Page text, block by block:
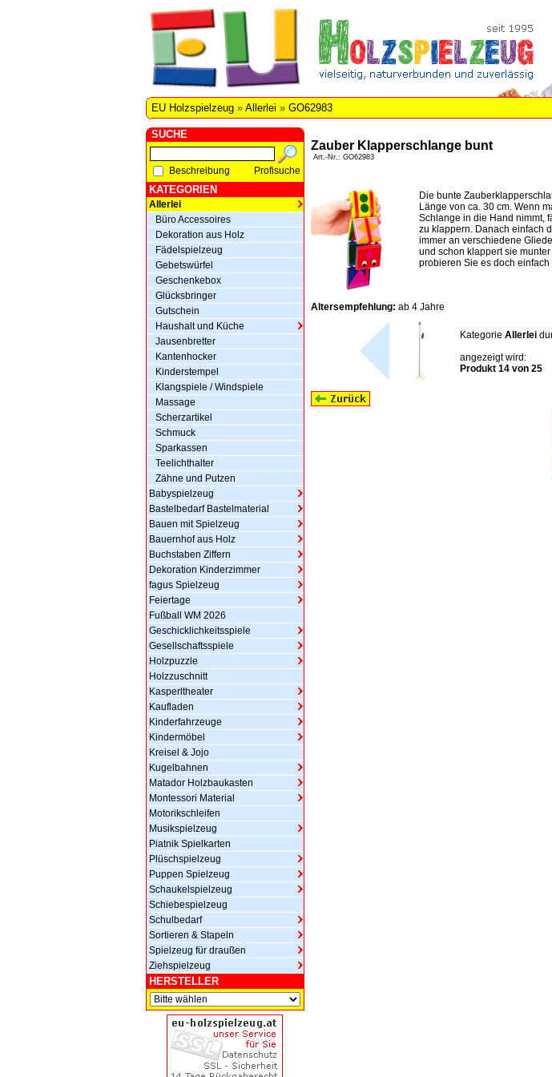
EU Holzspielzeug » Allerlei » GO62983
SUCHE
Beschreibung Profisuche
KATEGORIEN
Allerlei
Büro Accessoires
Dekoration aus Holz
Fädelspielzeug
Gebetswürfel
Geschenkebox
Glücksbringer
Gutschein
Haushalt und Küche
Jausenbretter
Kantenhocker
Kinderstempel
Klangspiele / Windspiele
Massage
Scherzartikel
Schmuck
Sparkassen
Teelichthalter
Zähne und Putzen
Babyspielzeug
Bastelbedarf Bastelmaterial
Bauen mit Spielzeug
Bauernhof aus Holz
Buchstaben Ziffern
Dekoration Kinderzimmer
fagus Spielzeug
Feiertage
Fußball WM 2026
Geschicklichkeitsspiele
Gesellschaftsspiele
Holzpuzzle
Holzzuschnitt
Kasperltheater
Kaufladen
Kinderfahrzeuge
Kindermöbel
Kreisel & Jojo
Kugelbahnen
Matador Holzbaukasten
Montessori Material
Motorikschleifen
Musikspielzeug
Piatnik Spielkarten
Plüschspielzeug
Puppen Spielzeug
Schaukelspielzeug
Schiebespielzeug
Schulbedarf
Sortieren & Stapeln
Spielzeug für draußen
Ziehspielzeug
HERSTELLER
Zauber Klapperschlange bunt
Art.-Nr.: GO62983
Die bunte
Länge von ca. 30 cm. Wenn
Schlange in die Hand nimmt,
zu klappern. Danach einfach
immer an verschiedene
und schon klappert sie munter
probieren Sie es doch einfach
Altersempfehlung: ab 4 Jahre
Kategorie Allerlei
angezeigt wird:
Produkt 14 von 25